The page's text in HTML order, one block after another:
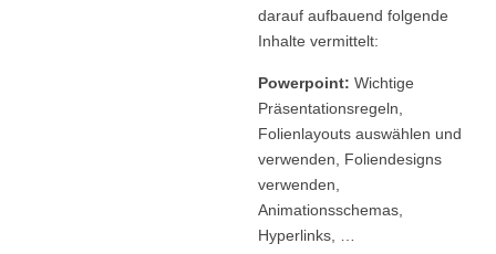
darauf aufbauend folgende
Inhalte vermittelt:
Powerpoint: Wichtige
Präsentationsregeln,
Folienlayouts auswählen und
verwenden, Foliendesigns
verwenden,
Animationsschemas,
Hyperlinks, …